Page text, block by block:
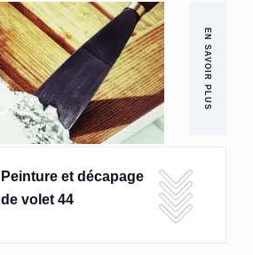
EN SAVOIR PLUS
Peinture et décapage
de volet 44